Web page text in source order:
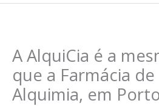
A AlquiCia é a
que a Farmácia
Alquimia, em